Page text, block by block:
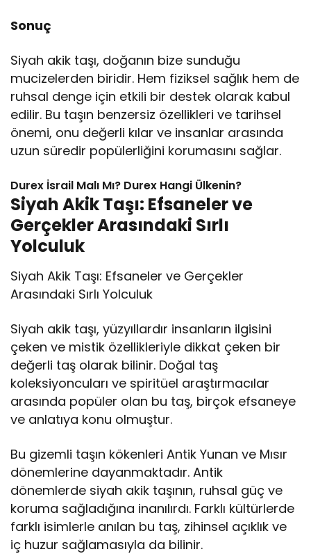
Sonuç
Siyah akik taşı, doğanın bize sunduğu
mucizelerden biridir. Hem fiziksel sağlık hem de
ruhsal denge için etkili bir destek olarak kabul
edilir. Bu taşın benzersiz özellikleri ve tarihsel
önemi, onu değerli kılar ve insanlar arasında
uzun süredir popülerliğini korumasını sağlar.
Durex İsrail Malı Mı? Durex Hangi Ülkenin?
Siyah Akik Taşı: Efsaneler ve
Gerçekler Arasındaki Sırlı
Yolculuk
Siyah Akik Taşı: Efsaneler ve Gerçekler
Arasındaki Sırlı Yolculuk
Siyah akik taşı, yüzyıllardır insanların ilgisini
çeken ve mistik özellikleriyle dikkat çeken bir
değerli taş olarak bilinir. Doğal taş
koleksiyoncuları ve spiritüel araştırmacılar
arasında popüler olan bu taş, birçok efsaneye
ve anlatıya konu olmuştur.
Bu gizemli taşın kökenleri Antik Yunan ve Mısır
dönemlerine dayanmaktadır. Antik
dönemlerde siyah akik taşının, ruhsal güç ve
koruma sağladığına inanılırdı. Farklı kültürlerde
farklı isimlerle anılan bu taş, zihinsel açıklık ve
iç huzur sağlamasıyla da bilinir.